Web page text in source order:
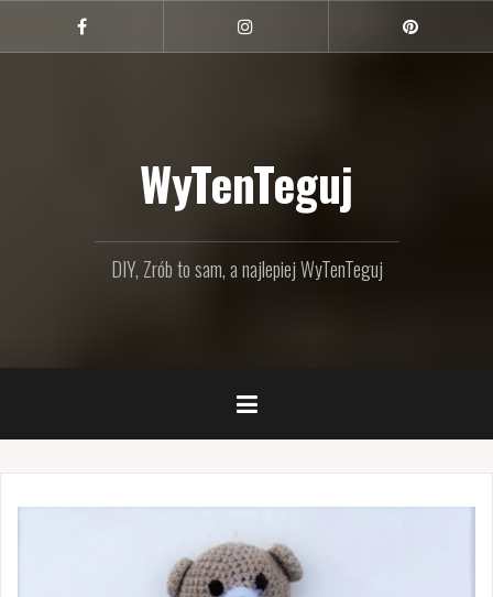
treści
Facebook
WyTenTeguj
DIY, Zrób to sam, a najlepiej WyTenTeguj